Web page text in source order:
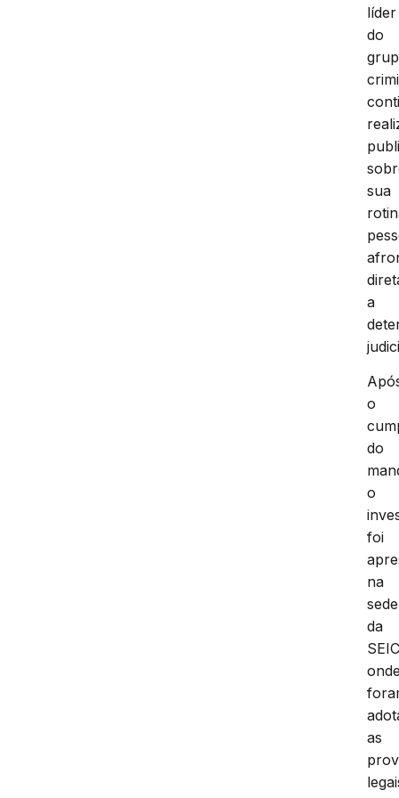
líder
do
sua
a
o
do
o
foi
na
sede
da
as